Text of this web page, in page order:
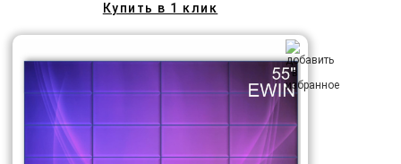
Купить в 1 клик